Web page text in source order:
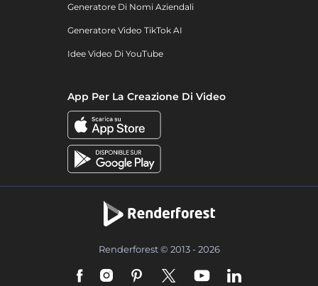
Generatore Di Nomi Aziendali
Generatore Video TikTok AI
Idee Video Di YouTube
App Per La Creazione Di Video
Renderforest © 2013 - 2026